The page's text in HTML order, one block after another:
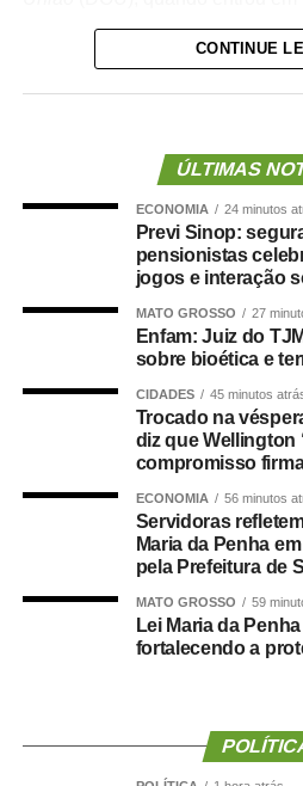
Entre as mudanças, a pena para
A mesma pena passa a valer
transmite, distribui, publica ou
material. Para aquisição, posse,
solicitação, a punição passa de
três a seis anos.
A lei também pune com três a
visualizar deliberadamente esse
ou por serviços de streaming
A norma também amplia de um
cinco anos a pena para quem
instigar ou constranger menor
Passa ainda a ser
de reclusão a simulação da
adolescente em conteúdo de
de montagem ou alteração de
perfis falsos, aplicativos de
jogos on-line, fazendo-se passar
CONTINUE
ÚLTIMAS
ECONOMIA 24 minutos
Previ Sinop:
pensionistas
jogos e interação
MATO GROSSO 27
Enfam: Juiz do
sobre bioética e
CIDADES 45 minutos
Trocado na
diz que Wellington
compromisso
ECONOMIA 56 minutos
Servidoras
Maria da Penha
pela Prefeitura de
MATO GROSSO 59
Lei Maria da
fortalecendo a